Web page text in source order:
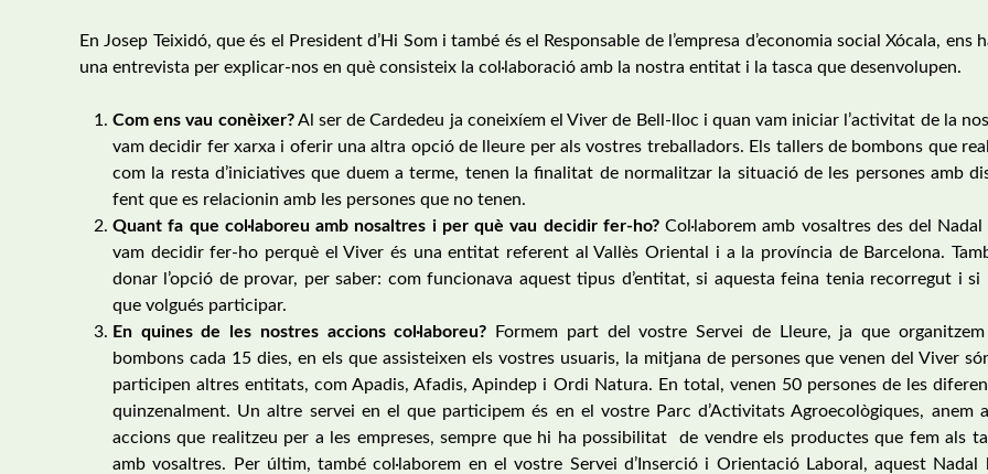
En Josep Teixidó, que és el President d’Hi Som i també és el Responsable de l’empresa d’economia social Xócala, ens
una entrevista per explicar-nos en què consisteix la col·laboració amb la nostra entitat i la tasca que desenvolupen.
Com ens vau conèixer?Al ser de Cardedeu ja coneixíem el Viver de Bell-lloc i quan vam iniciar l’activitat de la
vam decidir fer xarxa i oferir una altra opció de lleure per als vostres treballadors. Els tallers de bombons que
com la resta d’iniciatives que duem a terme, tenen la finalitat de normalitzar la situació de les persones amb
fent que es relacionin amb les persones que no tenen.
Quant fa que col·laboreu amb nosaltres i per què vau decidir fer-ho?Col·laborem amb vosaltres des del
vam decidir fer-ho perquè el Viver és una entitat referent al Vallès Oriental i a la província de Barcelona.
donar l’opció de provar, per saber: com funcionava aquest tipus d’entitat, si aquesta feina tenia recorregut i si
que volgués participar.
En quines de les nostres accions col·laboreu? Formem part del vostre Servei de Lleure, ja que
bombons cada 15 dies, en els que assisteixen els vostres usuaris, la mitjana de persones que venen del Viver
participen altres entitats, com Apadis, Afadis, Apindep i Ordi Natura. En total, venen 50 persones de les
quinzenalment. Un altre servei en el que participem és en el vostre Parc d’Activitats Agroecològiques, anem
accions que realitzeu per a les empreses, sempre que hi ha possibilitat de vendre els productes que fem als
amb vosaltres. Per últim, també col·laborem en el vostre Servei d’Inserció i Orientació Laboral, aquest Nadal